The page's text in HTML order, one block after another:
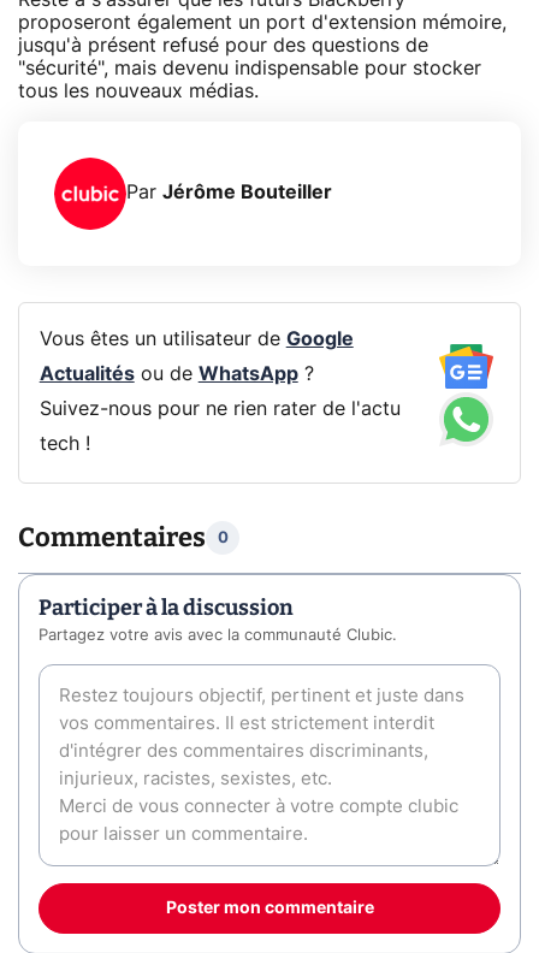
proposeront également un port d'extension mémoire,
jusqu'à présent refusé pour des questions de
"sécurité", mais devenu indispensable pour stocker
tous les nouveaux médias.
Par Jérôme Bouteiller
Vous êtes un utilisateur de Google
Actualitésou de WhatsApp?
Suivez-nous pour ne rien rater de l'actu
tech !
Commentaires 0
Participer à la discussion
Partagez votre avis avec la communauté Clubic.
Poster mon commentaire